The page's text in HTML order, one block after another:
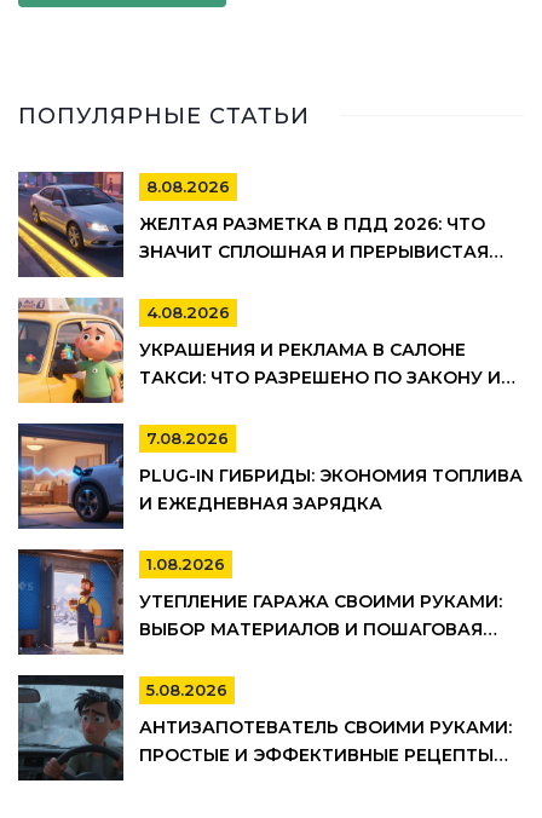
ПОПУЛЯРНЫЕ СТАТЬИ
8.08.2026
ЖЕЛТАЯ РАЗМЕТКА В ПДД 2026: ЧТО
ЗНАЧИТ СПЛОШНАЯ И ПРЕРЫВИСТАЯ
ШТРАФЫ
4.08.2026
УКРАШЕНИЯ И РЕКЛАМА В САЛОНЕ
ТАКСИ: ЧТО РАЗРЕШЕНО ПО ЗАКОНУ И
7.08.2026
PLUG-IN ГИБРИДЫ: ЭКОНОМИЯ ТОПЛИВА
И ЕЖЕДНЕВНАЯ ЗАРЯДКА
1.08.2026
УТЕПЛЕНИЕ ГАРАЖА СВОИМИ РУКАМИ:
ВЫБОР МАТЕРИАЛОВ И ПОШАГОВАЯ
5.08.2026
АНТИЗАПОТЕВАТЕЛЬ СВОИМИ РУКАМИ:
ПРОСТЫЕ И ЭФФЕКТИВНЫЕ РЕЦЕПТЫ